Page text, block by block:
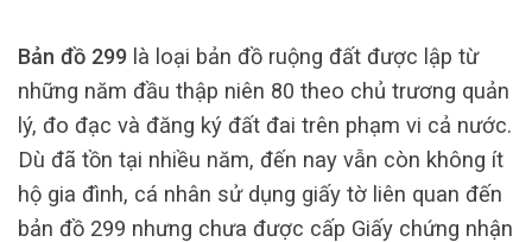
Bản đồ 299 là loại bản đồ ruộng đất được lập từ
những năm đầu thập niên 80 theo chủ trương quản
lý, đo đạc và đăng ký đất đai trên phạm vi cả nước.
Dù đã tồn tại nhiều năm, đến nay vẫn còn không ít
hộ gia đình, cá nhân sử dụng giấy tờ liên quan đến
bản đồ 299 nhưng chưa được cấp Giấy chứng nhận